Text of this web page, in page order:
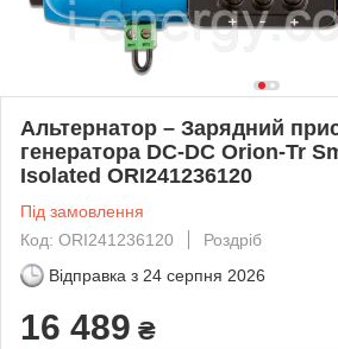
Альтернатор – Зарядний
генератора DC-DC Orion-Tr
Isolated ORI241236120
Під замовлення
Код: ORI241236120
Роздріб
Відправка з 24 серпня 2026
16 489 ₴